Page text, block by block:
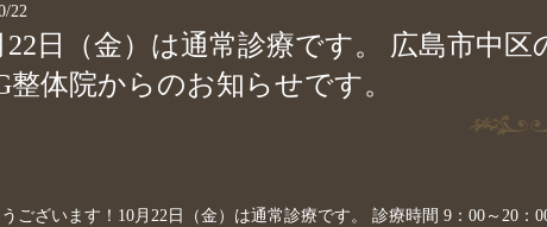
22
22日（金）は通常診療です。 広島市中
整体院からのお知らせです。
ございます！10月22日（金）は通常診療です。 診療時間 9：00～20